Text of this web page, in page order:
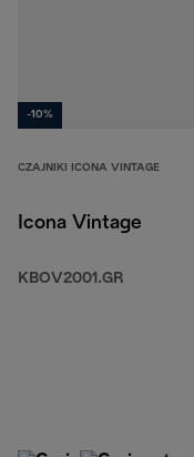
-10%
CZAJNIKI ICONA VINTAGE
Icona Vintage
KBOV2001.GR